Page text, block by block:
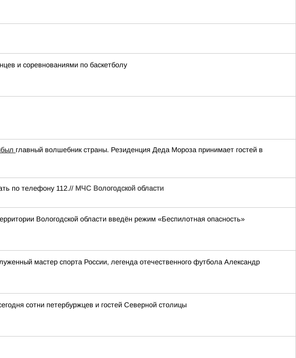
и соревнованиями по баскетболу
главный волшебник страны. Резиденция Деда Мороза принимает гостей в
по телефону 112.// МЧС Вологодской области
Вологодской области введён режим «Беспилотная опасность»
мастер спорта России, легенда отечественного футбола Александр
сотни петербуржцев и гостей Северной столицы